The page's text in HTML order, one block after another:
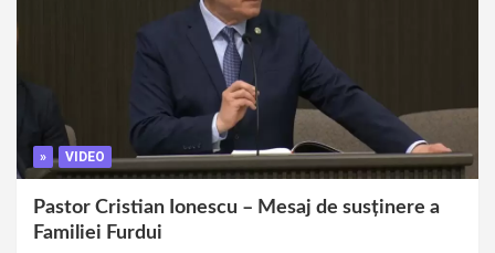
» VIDEO
Pastor Cristian Ionescu – Mesaj de susținere a
Familiei Furdui